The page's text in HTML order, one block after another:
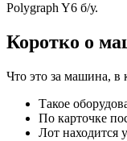
Polygraph Y6 б/у.
Коротко о
Что это за машина, в
Такое
По карточке
Лот находится